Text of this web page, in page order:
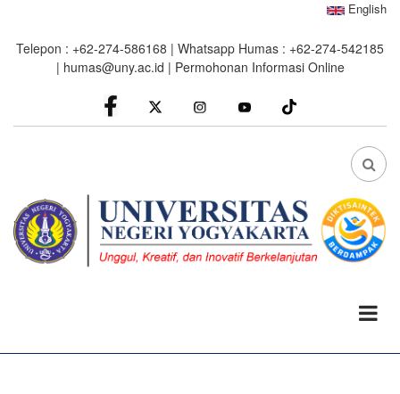
main
English
Telepon : +62-274-586168 | Whatsapp Humas : +62-274-542185
| humas@uny.ac.id | Permohonan Informasi Online
facebook
Instagram youtube
FA